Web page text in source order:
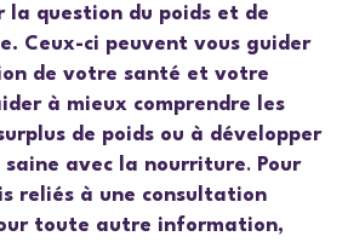
la question du poids et de
Ceux-ci peuvent vous guider
de votre santé et votre
à mieux comprendre les
de poids ou à développer
avec la nourriture. Pour
reliés à une consultation
toute autre information,